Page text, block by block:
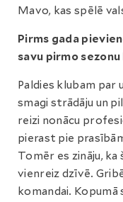
Mavo, kas spēlē
Pirms gada
savu pirmo sezonu
Paldies klubam par
smagi strādāju un
reizi nonācu
pierast pie
Tomēr es zināju,
vienreiz dzīvē.
komandai. Kopumā